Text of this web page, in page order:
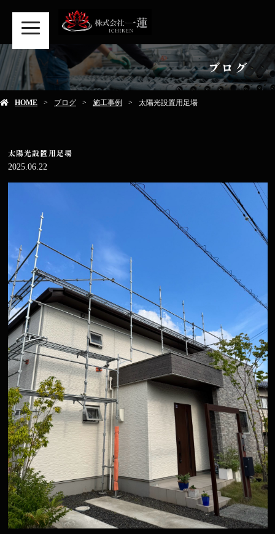
ブログ
HOME ブログ 施工事例 太陽光設置用足場
太陽光設置用足場
2025.06.22